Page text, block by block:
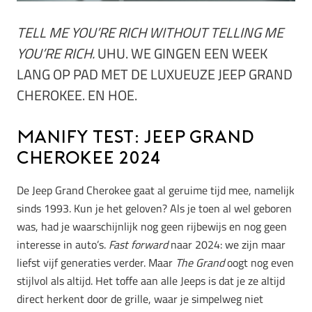
TELL ME YOU’RE RICH WITHOUT TELLING ME
YOU’RE RICH.UHU. WE GINGEN EEN WEEK
LANG OP PAD MET DE LUXUEUZE JEEP GRAND
CHEROKEE. EN HOE.
MANIFY test: Jeep Grand
Cherokee 2024
De Jeep Grand Cherokee gaat al geruime tijd mee, namelijk
sinds 1993. Kun je het geloven? Als je toen al wel geboren
was, had je waarschijnlijk nog geen rijbewijs en nog geen
interesse in auto’s. Fast forwardnaar 2024: we zijn maar
liefst vijf generaties verder. Maar The Grandoogt nog even
stijlvol als altijd. Het toffe aan alle Jeeps is dat je ze altijd
direct herkent door de grille, waar je simpelweg niet